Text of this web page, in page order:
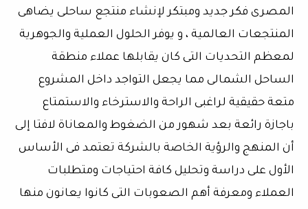
المصرى فكر جديد ومبتكر لإنشاء منتجع ساحلى يضاهى
المنتجعات العالمية ، و يوفر الحلول العملية والجوهرية
لمعظم التحديات التى كان يقابلها عملاء منطقة
الساحل الشمالى مما يجعل التواجد داخل المشروع
متعة حقيقية لراغبى الراحة والاسترخاء والاستمتاع
باجازة رائعة بعد شهور من الضغوط والمعاناة لافتا إلى
أن المنهج والرؤية الخاصة بالشركة تعتمد فى الأساس
الأول على دراسة وتحليل كافة احتياجات ومتطلبات
العملاء ومعرفة أهم الصعوبات التى كانوا يعانون منها